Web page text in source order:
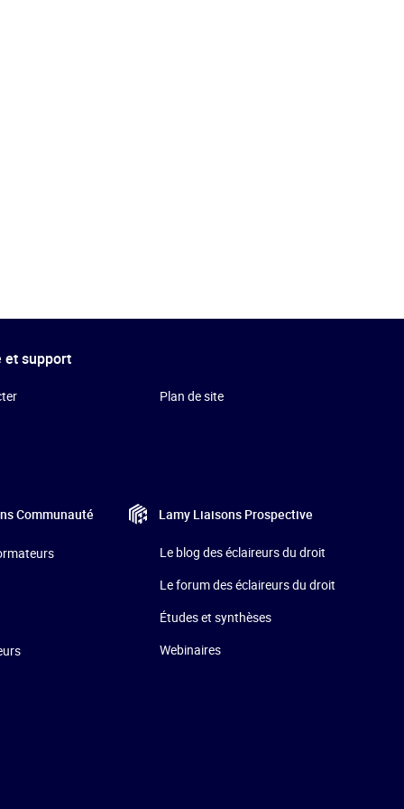
et support
Plan de site
Communauté Lamy Liaisons Prospective
Le blog des éclaireurs du droit
Le forum des éclaireurs du droit
Études et synthèses
Webinaires